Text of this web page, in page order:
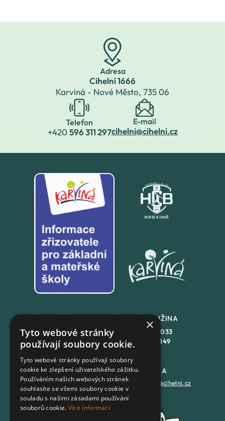
Adresa
Cihelní 1666
Karviná - Nové Město, 735 06
Telefon
+420596 311 297
E-mail
cihelni@cihelni.cz
+420558 846 032
+420702 167 150
ŠKOLNÍ DRUŽINA
558 846 033
+420
702 167 149
DATOVÁ SCHRÁNKA
7batxeb
PODATELNA
epodatelna@cihelni.cz
×
Tyto webové stránky
používají soubory cookie.
Tyto webové stránky používají soubory
cookie ke zlepšení uživatelského zážitku.
Používáním našich webových stránek
souhlasíte se všemi soubory cookie v
souladu s našimi zásadami používání
souborů cookie. Více informací